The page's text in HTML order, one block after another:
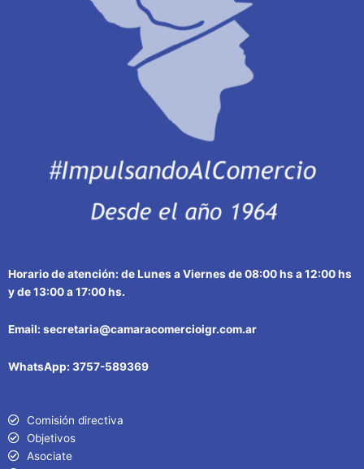
Horario de atención: de Lunes a Viernes de 08:00 hs a 12:00 hs
y de 13:00 a 17:00 hs.
Email: secretaria@camaracomercioigr.com.ar
WhatsApp: 3757-589369
Comisión directiva
Objetivos
Asociate